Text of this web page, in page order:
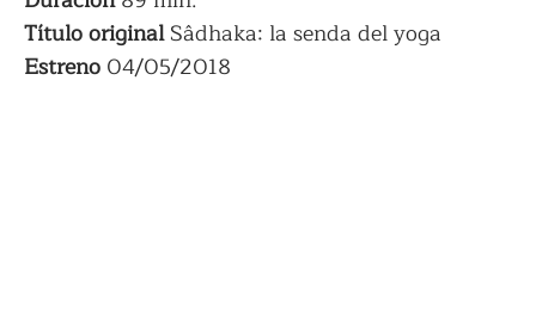
Título originalSâdhaka: la senda del yoga
Estreno 04/05/2018